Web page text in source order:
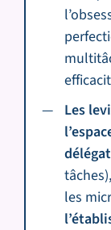
Les
tâches),
les